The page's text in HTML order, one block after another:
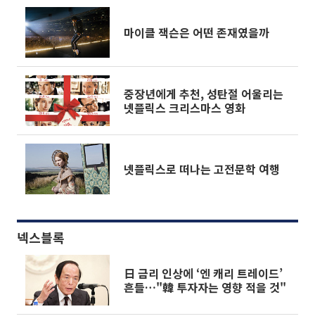
마이클 잭슨은 어떤 존재였을까
중장년에게 추천, 성탄절 어울리는
넷플릭스 크리스마스 영화
넷플릭스로 떠나는 고전문학 여행
넥스블록
日 금리 인상에 ‘엔 캐리 트레이드’
흔들…"韓 투자자는 영향 적을 것"